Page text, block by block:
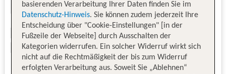
basierenden Verarbeitung Ihrer Daten finden Sie im
Datenschutz-Hinweis. Sie können zudem jederzeit Ihre
Entscheidung über "Cookie-Einstellungen" [in der
Fußzeile der Webseite] durch Ausschalten der
Kategorien widerrufen. Ein solcher Widerruf wirkt sich
nicht auf die Rechtmäßigkeit der bis zum Widerruf
erfolgten Verarbeitung aus. Soweit Sie „Ablehnen“